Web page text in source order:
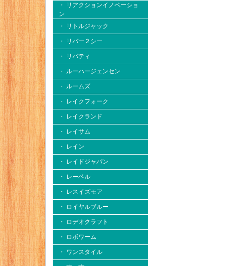
・ リアクションイノベーショ
ン
・ リトルジャック
・ リバー２シー
・ リバティ
・ ルーハージェンセン
・ ルームズ
・ レイクフォーク
・ レイクランド
・ レイサム
・ レイン
・ レイドジャパン
・ レーベル
・ レスイズモア
・ ロイヤルブルー
・ ロデオクラフト
・ ロボワーム
・ ワンスタイル